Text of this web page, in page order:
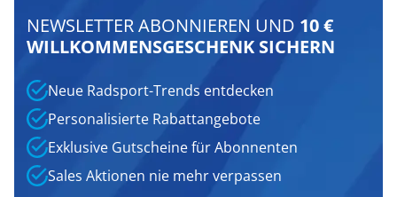
NEWSLETTER ABONNIEREN UND 10 €
WILLKOMMENSGESCHENK SICHERN
Neue Radsport-Trends entdecken
Personalisierte Rabattangebote
Exklusive Gutscheine für Abonnenten
Sales Aktionen nie mehr verpassen